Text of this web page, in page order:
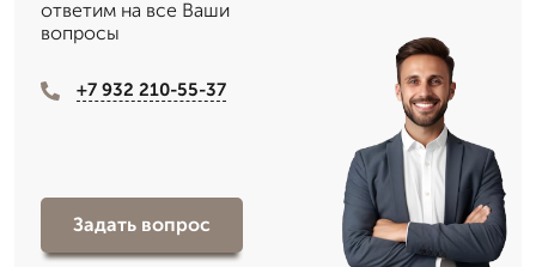
ответим на все Ваши
вопросы
+7 932 210-55-37
Задать вопрос